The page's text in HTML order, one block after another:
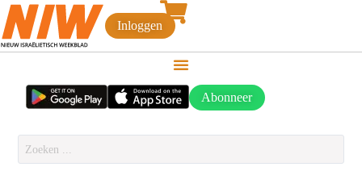
Inloggen
Abonneer